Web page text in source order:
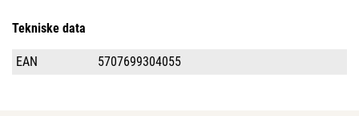
Tekniske data
EAN 5707699304055